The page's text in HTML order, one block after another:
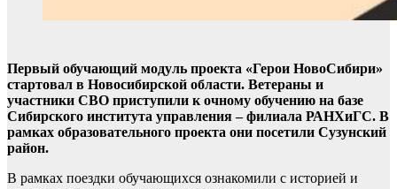
Первый обучающий модуль проекта «Герои НовоСибири»
стартовал в Новосибирской области. Ветераны и
участники СВО приступили к очному обучению на базе
Сибирского института управления – филиала РАНХиГС. В
рамках образовательного проекта они посетили Сузунский
район.
В рамках поездки обучающихся ознакомили с историей и